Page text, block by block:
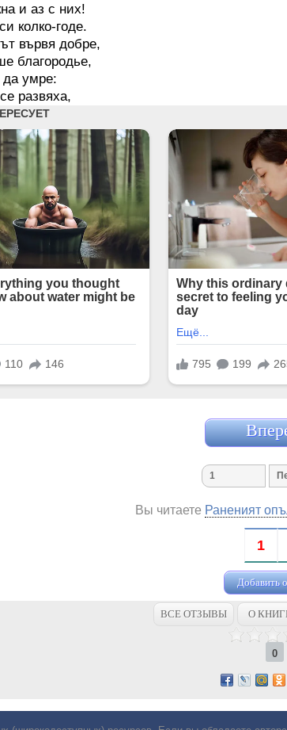
и аз с них!
колко-годе.
вървя добре,
благородье,
да умре:
развяха,
Вы читаете Раненият
1
Добавить
ВСЕ ОТЗЫВЫ О
0